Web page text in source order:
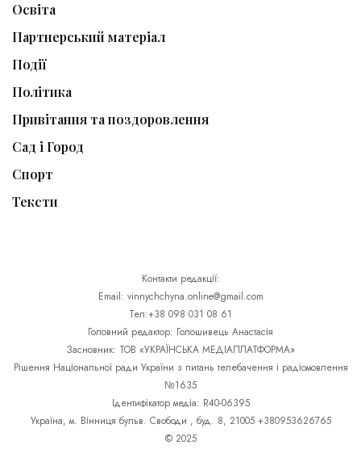
Освіта
Партнерський матеріал
Події
Політика
Привітання та поздоровлення
Сад і Город
Спорт
Тексти
Контакти редакції:
Email: vinnychchyna.online@gmail.com
Тел:+38 098 031 08 61
Головний редактор: Голошивець Анастасія
Засновник: ТОВ «УКРАЇНСЬКА МЕДІАПЛАТФОРМА»
Рішення Національної ради України з питань телебачення і радіомовлення
№1635
Ідентифікатор медіа: R40-06395
Україна, м. Вінниця бульв. Свободи , буд. 8, 21005 +380953626765
© 2025